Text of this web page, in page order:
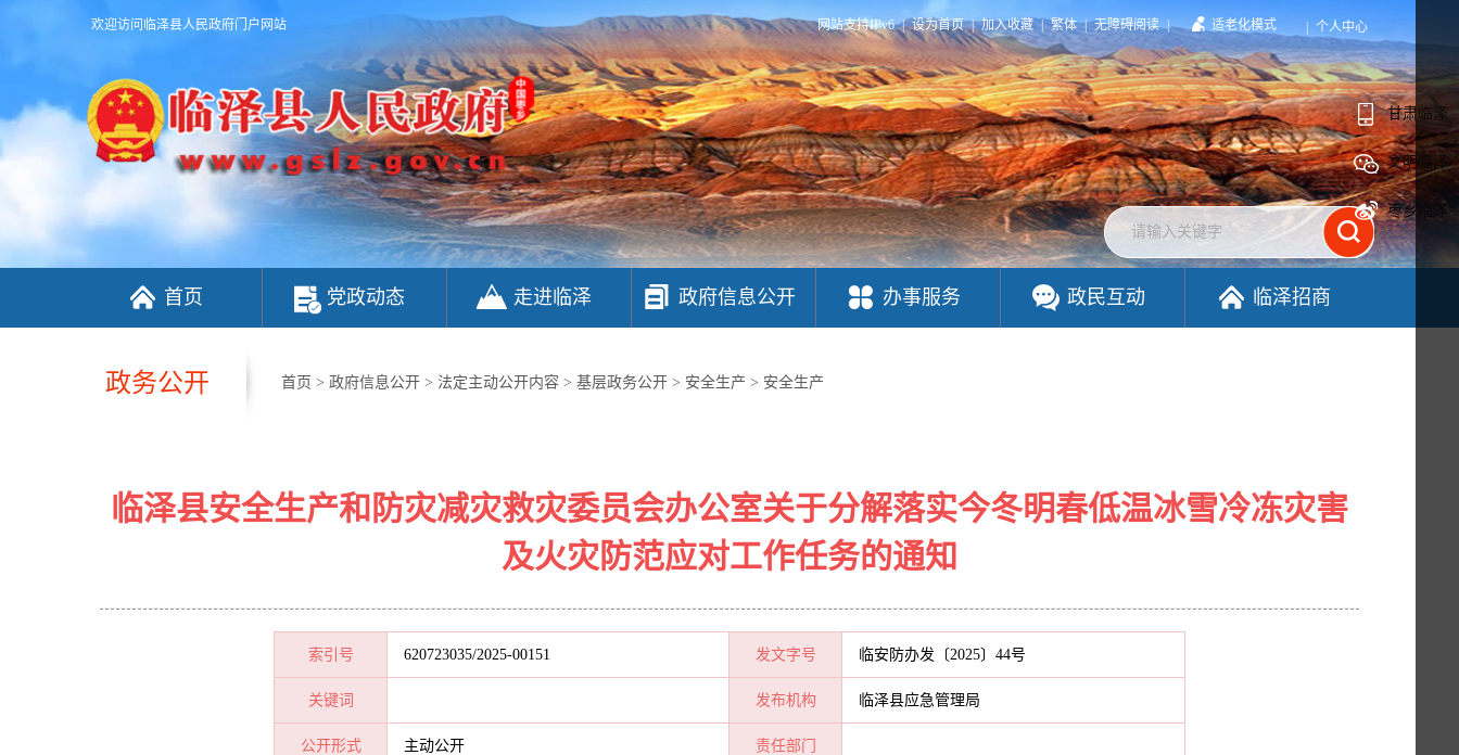
欢迎访问临泽县人民政府门户网站 网站支持IPv6 | 设为首页 | 加入收藏 | 繁体 | 无障碍阅读 | 适老化模式 个人中心
首页 党政动态 走进临泽 政府信息公开 办事服务 政民互动 临泽招商
政务公开 首页 > 政府信息公开 > 法定主动公开内容 > 基层政务公开 > 安全生产 > 安全生产
临泽县安全生产和防灾减灾救灾委员会办公室关于分解落实今冬明春低温冰雪冷冻灾害
及火灾防范应对工作任务的通知
索引号 620723035/2025-00151 发文字号 临安防办发〔2025〕44号
关键词 发布机构 临泽县应急管理局
公开形式 主动公开 责任部门
甘肃临泽
文明临泽
枣乡临泽